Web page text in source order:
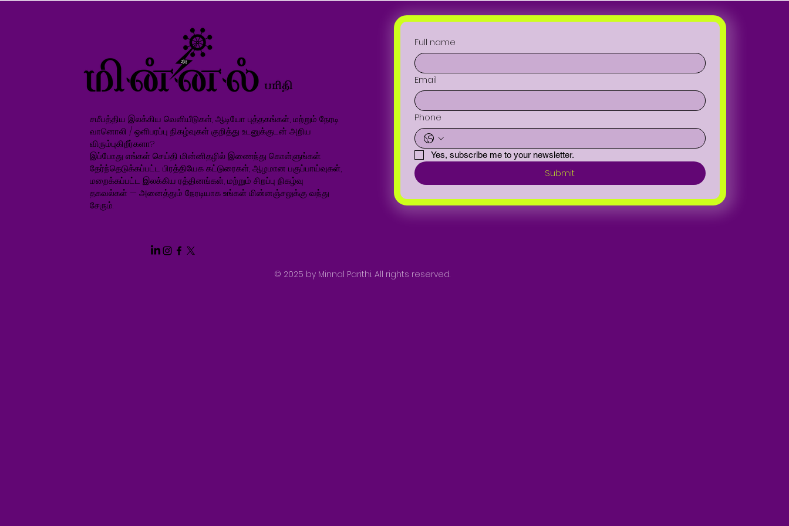
சமீபத்திய இலக்கிய வெளியீடுகள், ஆடியோ புத்தகங்கள், மற்றும் நேரடி
வானொலி / ஒளிபரப்பு நிகழ்வுகள் குறித்து உடனுக்குடன் அறிய
விரும்புகிறீர்களா?
இப்போது எங்கள் செய்தி மின்னிதழில் இணைந்து கொள்ளுங்கள்.
தேர்ந்தெடுக்கப்பட்ட பிரத்தியேக கட்டுரைகள், ஆழமான பகுப்பாய்வுகள்,
மறைக்கப்பட்ட இலக்கிய ரத்தினங்கள், மற்றும் சிறப்பு நிகழ்வு
தகவல்கள் — அனைத்தும் நேரடியாக உங்கள் மின்னஞ்சலுக்கு வந்து
சேரும்.
Full name
Email
Phone
Yes, subscribe me to your newsletter.
Submit
© 2025 by Minnal Parithi. All rights reserved.